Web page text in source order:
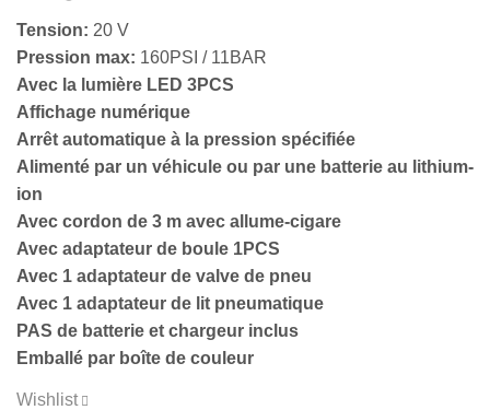
Tension: 20 V
Pression max: 160PSI / 11BAR
Avec la lumière LED 3PCS
Affichage numérique
Arrêt automatique à la pression spécifiée
Alimenté par un véhicule ou par une batterie au lithium-
ion
Avec cordon de 3 m avec allume-cigare
Avec adaptateur de boule 1PCS
Avec 1 adaptateur de valve de pneu
Avec 1 adaptateur de lit pneumatique
PAS de batterie et chargeur inclus
Emballé par boîte de couleur
Wishlist